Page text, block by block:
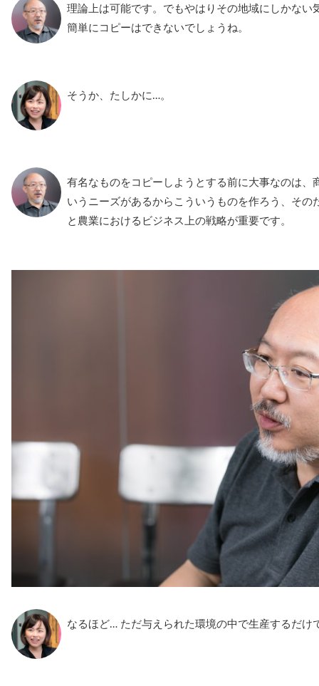
理論上は可能です。でもやはりその地域にしかない
簡単にコピーはできないでしょうね。
そうか、たしかに…。
有名なものをコピーしようとする前に大事なのは、
いうニーズがあるからこういうものを作ろう、その
と農業におけるビジネス上の戦略が重要です。
なるほど… ただ与えられた環境の中で生産するだけ